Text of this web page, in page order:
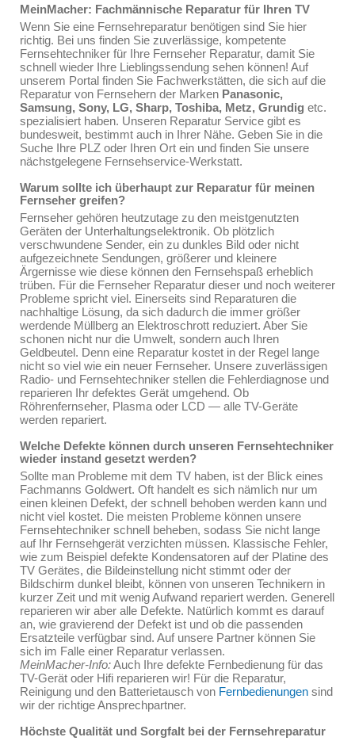
MeinMacher: Fachmännische Reparatur für Ihren TV
Wenn Sie eine Fernsehreparatur benötigen sind Sie hier
richtig. Bei uns finden Sie zuverlässige, kompetente
Fernsehtechniker für Ihre Fernseher Reparatur, damit Sie
schnell wieder Ihre Lieblingssendung sehen können! Auf
unserem Portal finden Sie Fachwerkstätten, die sich auf die
Reparatur von Fernsehern der Marken Panasonic,
Samsung, Sony, LG, Sharp, Toshiba, Metz, Grundig etc.
spezialisiert haben. Unseren Reparatur Service gibt es
bundesweit, bestimmt auch in Ihrer Nähe. Geben Sie in die
Suche Ihre PLZ oder Ihren Ort ein und finden Sie unsere
nächstgelegene Fernsehservice-Werkstatt.
Warum sollte ich überhaupt zur Reparatur für meinen
Fernseher greifen?
Fernseher gehören heutzutage zu den meistgenutzten
Geräten der Unterhaltungselektronik. Ob plötzlich
verschwundene Sender, ein zu dunkles Bild oder nicht
aufgezeichnete Sendungen, größerer und kleinere
Ärgernisse wie diese können den Fernsehspaß erheblich
trüben. Für die Fernseher Reparatur dieser und noch weiterer
Probleme spricht viel. Einerseits sind Reparaturen die
nachhaltige Lösung, da sich dadurch die immer größer
werdende Müllberg an Elektroschrott reduziert. Aber Sie
schonen nicht nur die Umwelt, sondern auch Ihren
Geldbeutel. Denn eine Reparatur kostet in der Regel lange
nicht so viel wie ein neuer Fernseher. Unsere zuverlässigen
Radio- und Fernsehtechniker stellen die Fehlerdiagnose und
reparieren Ihr defektes Gerät umgehend. Ob
Röhrenfernseher, Plasma oder LCD — alle TV-Geräte
werden repariert.
Welche Defekte können durch unseren Fernsehtechniker
wieder instand gesetzt werden?
Sollte man Probleme mit dem TV haben, ist der Blick eines
Fachmanns Goldwert. Oft handelt es sich nämlich nur um
einen kleinen Defekt, der schnell behoben werden kann und
nicht viel kostet. Die meisten Probleme können unsere
Fernsehtechniker schnell beheben, sodass Sie nicht lange
auf Ihr Fernsehgerät verzichten müssen. Klassische Fehler,
wie zum Beispiel defekte Kondensatoren auf der Platine des
TV Gerätes, die Bildeinstellung nicht stimmt oder der
Bildschirm dunkel bleibt, können von unseren Technikern in
kurzer Zeit und mit wenig Aufwand repariert werden. Generell
reparieren wir aber alle Defekte. Natürlich kommt es darauf
an, wie gravierend der Defekt ist und ob die passenden
Ersatzteile verfügbar sind. Auf unsere Partner können Sie
sich im Falle einer Reparatur verlassen.
MeinMacher-Info:Auch Ihre defekte Fernbedienung für das
TV-Gerät oder Hifi reparieren wir! Für die Reparatur,
Reinigung und den Batterietausch von Fernbedienungen sind
wir der richtige Ansprechpartner.
Höchste Qualität und Sorgfalt bei der Fernsehreparatur